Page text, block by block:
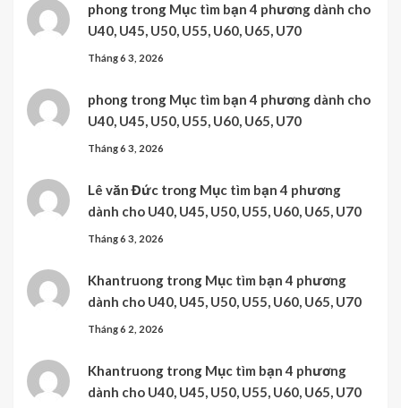
phong trong Mục tìm bạn 4 phương dành cho
U40, U45, U50, U55, U60, U65, U70
Tháng 6 3, 2026
phong trong Mục tìm bạn 4 phương dành cho
U40, U45, U50, U55, U60, U65, U70
Tháng 6 3, 2026
Lê văn Đức trong Mục tìm bạn 4 phương
dành cho U40, U45, U50, U55, U60, U65, U70
Tháng 6 3, 2026
Khantruong trong Mục tìm bạn 4 phương
dành cho U40, U45, U50, U55, U60, U65, U70
Tháng 6 2, 2026
Khantruong trong Mục tìm bạn 4 phương
dành cho U40, U45, U50, U55, U60, U65, U70